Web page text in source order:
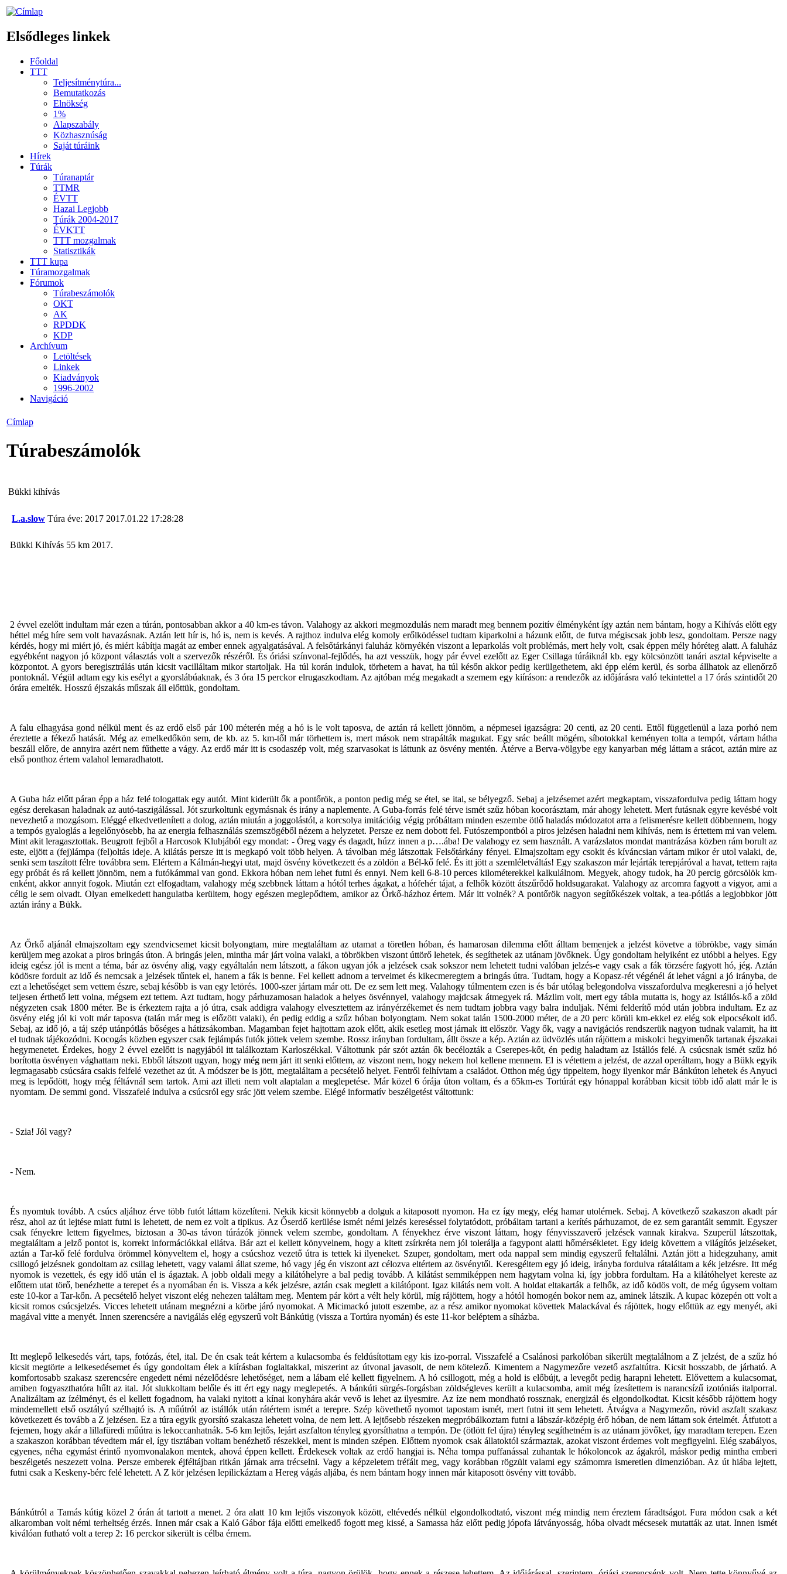
Elsődleges linkek
Főoldal
TTT
Teljesítménytúra...
Bemutatkozás
Elnökség
1%
Alapszabály
Közhasznúság
Saját túráink
Hírek
Túrák
Túranaptár
TTMR
ÉVTT
Hazai Legjobb
Túrák 2004-2017
ÉVKTT
TTT mozgalmak
Statisztikák
TTT kupa
Túramozgalmak
Fórumok
Túrabeszámolók
OKT
AK
RPDDK
KDP
Archívum
Letöltések
Linkek
Kiadványok
1996-2002
Navigáció
Címlap
Túrabeszámolók
Bükki kihívás
L.a.slow Túra éve: 2017 2017.01.22 17:28:28
Bükki Kihívás 55 km 2017.
2 évvel ezelőtt indultam már ezen a túrán, pontosabban akkor a 40 km-es távon. Valahogy az akkori megmozdulás nem maradt meg bennem pozitív élményként így aztán nem bántam, hogy a Kihívás előtt egy
héttel még híre sem volt havazásnak. Aztán lett hír is, hó is, nem is kevés. A rajthoz indulva elég komoly erőlködéssel tudtam kiparkolni a házunk előtt, de futva mégiscsak jobb lesz, gondoltam. Persze nagy
kérdés, hogy mi miért jó, és miért kábítja magát az ember ennek agyalgatásával. A felsőtárkányi faluház környékén viszont a leparkolás volt problémás, mert hely volt, csak éppen mély hóréteg alatt. A faluház
egyébként nagyon jó központ választás volt a szervezők részéről. És óriási színvonal-fejlődés, ha azt vesszük, hogy pár évvel ezelőtt az Eger Csillaga túráiknál kb. egy kölcsönzött tanári asztal képviselte a
központot. A gyors beregisztrálás után kicsit vacilláltam mikor startoljak. Ha túl korán indulok, törhetem a havat, ha túl későn akkor pedig kerülgethetem, aki épp elém kerül, és sorba állhatok az ellenőrző
pontoknál. Végül adtam egy kis esélyt a gyorslábúaknak, és 3 óra 15 perckor elrugaszkodtam. Az ajtóban még megakadt a szemem egy kiíráson: a rendezők az időjárásra való tekintettel a 17 órás szintidőt 20
órára emelték. Hosszú éjszakás műszak áll előttük, gondoltam.
A falu elhagyása gond nélkül ment és az erdő első pár 100 méterén még a hó is le volt taposva, de aztán rá kellett jönnöm, a népmesei igazságra: 20 centi, az 20 centi. Ettől függetlenül a laza porhó nem
éreztette a fékező hatását. Még az emelkedőkön sem, de kb. az 5. km-től már törhettem is, mert mások nem strapálták magukat. Egy srác beállt mögém, síbotokkal keményen tolta a tempót, vártam hátha
beszáll előre, de annyira azért nem fűthette a vágy. Az erdő már itt is csodaszép volt, még szarvasokat is láttunk az ösvény mentén. Átérve a Berva-völgybe egy kanyarban még láttam a srácot, aztán mire az
első ponthoz értem valahol lemaradhatott.
A Guba ház előtt páran épp a ház felé tologattak egy autót. Mint kiderült ők a pontőrök, a ponton pedig még se étel, se ital, se bélyegző. Sebaj a jelzésemet azért megkaptam, visszafordulva pedig láttam hogy
egész derekasan haladnak az autó-taszigálással. Jót szurkoltunk egymásnak és irány a naplemente. A Guba-forrás felé térve ismét szűz hóban kocorásztam, már ahogy lehetett. Mert futásnak egyre kevésbé volt
nevezhető a mozgásom. Eléggé elkedvetlenített a dolog, aztán miután a joggolástól, a korcsolya imitációig végig próbáltam minden eszembe ötlő haladás módozatot arra a felismerésre kellett döbbennem, hogy
a tempós gyaloglás a legelőnyösebb, ha az energia felhasználás szemszögéből nézem a helyzetet. Persze ez nem dobott fel. Futószempontból a piros jelzésen haladni nem kihívás, nem is értettem mi van velem.
Mint akit leragasztottak. Beugrott fejből a Harcosok Klubjából egy mondat: - Öreg vagy és dagadt, húzz innen a p….ába! De valahogy ez sem használt. A varázslatos mondat mantrázása közben rám borult az
este, eljött a (fej)lámpa (fel)oltás ideje. A kilátás persze itt is megkapó volt több helyen. A távolban még látszottak Felsőtárkány fényei. Elmajszoltam egy csokit és kíváncsian vártam mikor ér utol valaki, de,
senki sem taszított félre továbbra sem. Elértem a Kálmán-hegyi utat, majd ösvény következett és a zöldön a Bél-kő felé. És itt jött a szemléletváltás! Egy szakaszon már lejárták terepjáróval a havat, tettem rajta
egy próbát és rá kellett jönnöm, nem a futókámmal van gond. Ekkora hóban nem lehet futni és ennyi. Nem kell 6-8-10 perces kilométerekkel kalkulálnom. Megyek, ahogy tudok, ha 20 percig görcsölök km-
enként, akkor annyit fogok. Miután ezt elfogadtam, valahogy még szebbnek láttam a hótól terhes ágakat, a hófehér tájat, a felhők között átszűrődő holdsugarakat. Valahogy az arcomra fagyott a vigyor, ami a
célig le sem olvadt. Olyan emelkedett hangulatba kerültem, hogy egészen meglepődtem, amikor az Őrkő-házhoz értem. Már itt volnék? A pontőrök nagyon segítőkészek voltak, a tea-pótlás a legjobbkor jött
aztán irány a Bükk.
Az Őrkő aljánál elmajszoltam egy szendvicsemet kicsit bolyongtam, mire megtaláltam az utamat a töretlen hóban, és hamarosan dilemma előtt álltam bemenjek a jelzést követve a töbrökbe, vagy simán
kerüljem meg azokat a piros bringás úton. A bringás jelen, mintha már járt volna valaki, a töbrökben viszont úttörő lehetek, és segíthetek az utánam jövőknek. Úgy gondoltam helyiként ez utóbbi a helyes. Egy
ideig egész jól is ment a téma, bár az ösvény alig, vagy egyáltalán nem látszott, a fákon ugyan jók a jelzések csak sokszor nem lehetett tudni valóban jelzés-e vagy csak a fák törzsére fagyott hó, jég. Aztán
ködösre fordult az idő és nemcsak a jelzések tűntek el, hanem a fák is benne. Fel kellett adnom a terveimet és kikecmeregtem a bringás útra. Tudtam, hogy a Kopasz-rét végénél át lehet vágni a jó irányba, de
ezt a lehetőséget sem vettem észre, sebaj később is van egy letörés. 1000-szer jártam már ott. De ez sem lett meg. Valahogy túlmentem ezen is és bár utólag belegondolva visszafordulva megkeresni a jó helyet
teljesen érthető lett volna, mégsem ezt tettem. Azt tudtam, hogy párhuzamosan haladok a helyes ösvénnyel, valahogy majdcsak átmegyek rá. Mázlim volt, mert egy tábla mutatta is, hogy az Istállós-kő a zöld
négyzeten csak 1800 méter. Be is érkeztem rajta a jó útra, csak addigra valahogy elvesztettem az irányérzékemet és nem tudtam jobbra vagy balra induljak. Némi felderítő mód után jobbra indultam. Ez az
ösvény elég jól ki volt már taposva (talán már meg is előzött valaki), én pedig eddig a szűz hóban bolyongtam. Nem sokat talán 1500-2000 méter, de a 20 perc körüli km-ekkel ez elég sok elpocsékolt idő.
Sebaj, az idő jó, a táj szép utánpótlás bőséges a hátizsákomban. Magamban fejet hajtottam azok előtt, akik esetleg most járnak itt először. Vagy ők, vagy a navigációs rendszerük nagyon tudnak valamit, ha itt
el tudnak tájékozódni. Kocogás közben egyszer csak fejlámpás futók jöttek velem szembe. Rossz irányban fordultam, állt össze a kép. Aztán az üdvözlés után rájöttem a miskolci hegyimenők tartanak éjszakai
hegymenetet. Érdekes, hogy 2 évvel ezelőtt is nagyjából itt találkoztam Karloszékkal. Váltottunk pár szót aztán ők becélozták a Cserepes-kőt, én pedig haladtam az Istállós felé. A csúcsnak ismét szűz hó
borította ösvényen vághattam neki. Ebből látszott ugyan, hogy még nem járt itt senki előttem, az viszont nem, hogy nekem hol kellene mennem. El is vétettem a jelzést, de azzal operáltam, hogy a Bükk egyik
legmagasabb csúcsára csakis felfelé vezethet az út. A módszer be is jött, megtaláltam a pecsételő helyet. Fentről felhívtam a családot. Otthon még úgy tippeltem, hogy ilyenkor már Bánkúton lehetek és Anyuci
meg is lepődött, hogy még féltávnál sem tartok. Ami azt illeti nem volt alaptalan a meglepetése. Már közel 6 órája úton voltam, és a 65km-es Tortúrát egy hónappal korábban kicsit több idő alatt már le is
nyomtam. De semmi gond. Visszafelé indulva a csúcsról egy srác jött velem szembe. Elégé informatív beszélgetést váltottunk:
- Szia! Jól vagy?
- Nem.
És nyomtuk tovább. A csúcs aljához érve több futót láttam közelíteni. Nekik kicsit könnyebb a dolguk a kitaposott nyomon. Ha ez így megy, elég hamar utolérnek. Sebaj. A következő szakaszon akadt pár
rész, ahol az út lejtése miatt futni is lehetett, de nem ez volt a tipikus. Az Őserdő kerülése ismét némi jelzés kereséssel folytatódott, próbáltam tartani a kerítés párhuzamot, de ez sem garantált semmit. Egyszer
csak fényekre lettem figyelmes, biztosan a 30-as távon túrázók jönnek velem szembe, gondoltam. A fényekhez érve viszont láttam, hogy fényvisszaverő jelzések vannak kirakva. Szuperül látszottak,
megtaláltam a jelző pontot is, korrekt információkkal ellátva. Bár azt el kellett könyvelnem, hogy a kitett zsírkréta nem jól tolerálja a fagypont alatti hőmérsékletet. Egy ideig követtem a világítós jelzéseket,
aztán a Tar-kő felé fordulva örömmel könyveltem el, hogy a csúcshoz vezető útra is tettek ki ilyeneket. Szuper, gondoltam, mert oda nappal sem mindig egyszerű feltalálni. Aztán jött a hidegzuhany, amit
csillogó jelzésnek gondoltam az csillag lehetett, vagy valami állat szeme, hó vagy jég én viszont azt célozva eltértem az ösvénytől. Keresgéltem egy jó ideig, irányba fordulva rátaláltam a kék jelzésre. Itt még
nyomok is vezettek, és egy idő után el is ágaztak. A jobb oldali megy a kilátóhelyre a bal pedig tovább. A kilátást semmiképpen nem hagytam volna ki, így jobbra fordultam. Ha a kilátóhelyet kereste az
előttem utat törő, benézhette a terepet és a nyomában én is. Vissza a kék jelzésre, aztán csak meglett a kilátópont. Igaz kilátás nem volt. A holdat eltakarták a felhők, az idő ködös volt, de még úgysem voltam
este 10-kor a Tar-kőn. A pecsételő helyet viszont elég nehezen találtam meg. Mentem pár kört a vélt hely körül, míg rájöttem, hogy a hótól homogén bokor nem az, aminek látszik. A kupac közepén ott volt a
kicsit romos csúcsjelzés. Vicces lehetett utánam megnézni a körbe járó nyomokat. A Micimackó jutott eszembe, az a rész amikor nyomokat követtek Malackával és rájöttek, hogy előttük az egy menyét, aki
magával vitte a menyét. Innen szerencsére a navigálás elég egyszerű volt Bánkútig (vissza a Tortúra nyomán) és este 11-kor beléptem a síházba.
Itt meglepő lelkesedés várt, taps, fotózás, étel, ital. De én csak teát kértem a kulacsomba és feldúsítottam egy kis izo-porral. Visszafelé a Csalánosi parkolóban sikerült megtalálnom a Z jelzést, de a szűz hó
kicsit megtörte a lelkesedésemet és úgy gondoltam élek a kiírásban foglaltakkal, miszerint az útvonal javasolt, de nem kötelező. Kimentem a Nagymezőre vezető aszfaltútra. Kicsit hosszabb, de járható. A
komfortosabb szakasz szerencsére engedett némi nézelődésre lehetőséget, nem a lábam elé kellett figyelnem. A hó csillogott, még a hold is előbújt, a levegőt pedig harapni lehetett. Elővettem a kulacsomat,
amiben fogyaszthatóra hűlt az ital. Jót slukkoltam belőle és itt ért egy nagy meglepetés. A bánkúti sürgés-forgásban zöldségleves került a kulacsomba, amit még ízesítettem is narancsízű izotóniás italporral.
Analizáltam az ízélményt, és el kellett fogadnom, ha valaki nyitott a kínai konyhára akár vevő is lehet az ilyesmire. Az íze nem mondható rossznak, energizál és elgondolkodtat. Kicsit később rájöttem hogy
mindemellett első osztályú szélhajtó is. A műútról az istállók után rátértem ismét a terepre. Szép követhető nyomot tapostam ismét, mert futni itt sem lehetett. Átvágva a Nagymezőn, rövid aszfalt szakasz
következett és tovább a Z jelzésen. Ez a túra egyik gyorsító szakasza lehetett volna, de nem lett. A lejtősebb részeken megpróbálkoztam futni a lábszár-középig érő hóban, de nem láttam sok értelmét. Átfutott a
fejemen, hogy akár a lillafüredi műútra is lekoccanhatnák. 5-6 km lejtős, lejárt aszfalton tényleg gyorsíthatna a tempón. De (ötlött fel újra) tényleg segíthetném is az utánam jövőket, így maradtam terepen. Ezen
a szakaszon korábban tévedtem már el, így tisztában voltam benézhető részekkel, ment is minden szépen. Előttem nyomok csak állatoktól származtak, azokat viszont érdemes volt megfigyelni. Elég szabályos,
egyenes, néha egymást érintő nyomvonalakon mentek, ahová éppen kellett. Érdekesek voltak az erdő hangjai is. Néha tompa puffanással zuhantak le hókoloncok az ágakról, máskor pedig mintha emberi
beszélgetés neszezett volna. Persze emberek éjféltájban ritkán járnak arra trécselni. Vagy a képzeletem tréfált meg, vagy korábban rögzült valami egy számomra ismeretlen dimenzióban. Az út hiába lejtett,
futni csak a Keskeny-bérc felé lehetett. A Z kör jelzésen lepilickáztam a Hereg vágás aljába, és nem bántam hogy innen már kitaposott ösvény vitt tovább.
Bánkútról a Tamás kútig közel 2 órán át tartott a menet. 2 óra alatt 10 km lejtős viszonyok között, eltévedés nélkül elgondolkodtató, viszont még mindig nem éreztem fáradtságot. Fura módon csak a két
alkaromban volt némi terheltség érzés. Innen már csak a Kaló Gábor fája előtti emelkedő fogott meg kissé, a Samassa ház előtt pedig jópofa látványosság, hóba olvadt mécsesek mutatták az utat. Innen ismét
kiválóan futható volt a terep 2: 16 perckor sikerült is célba érnem.